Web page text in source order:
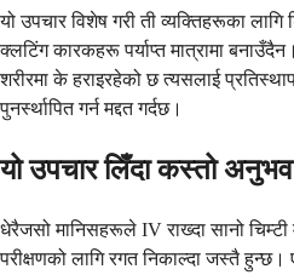
यो उपचार विशेष गरी ती व्यक्तिहरूका
क्लटिंग कारकहरू पर्याप्त मात्रामा
शरीरमा के हराइरहेको छ त्यसलाई
पुनर्स्थापित गर्न मद्दत गर्दछ।
यो उपचार लिँदा कस्तो
धेरैजसो मानिसहरूले IV राख्दा सानो
परीक्षणको लागि रगत निकाल्दा जस्तै